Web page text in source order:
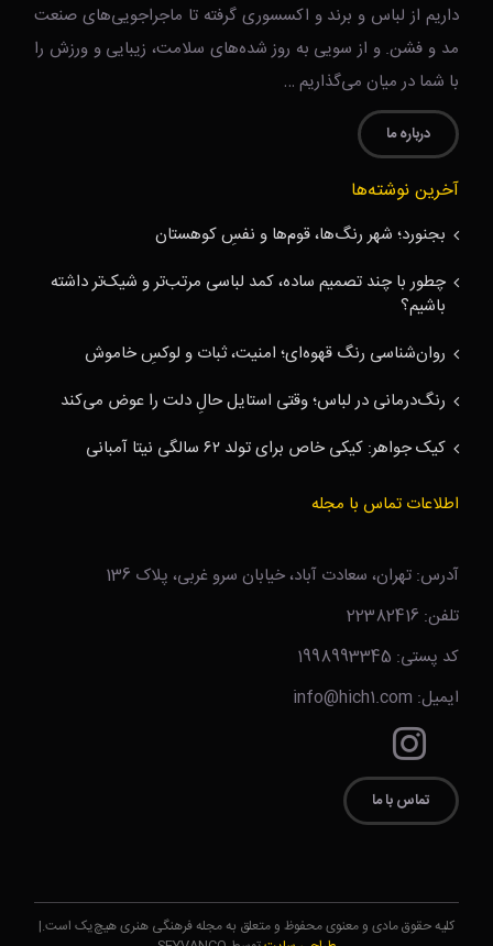
داریم از لباس و برند و اکسسوری گرفته تا ماجراجویی‌های صنعت
مد و فشن. و از سویی به روز شده‌های سلامت، زیبایی و ورزش را
با شما در میان می‌گذاریم …
درباره ما
آخرین نوشته‌ها
بجنورد؛ شهر رنگ‌ها، قوم‌ها و نفسِ کوهستان
چطور با چند تصمیم ساده، کمد لباسی مرتب‌تر و شیک‌تر داشته
باشیم؟
روان‌شناسی رنگ قهوه‌ای؛ امنیت، ثبات و لوکسِ خاموش
رنگ‌درمانی در لباس؛ وقتی استایل حالِ دلت را عوض می‌کند
کیک جواهر: کیکی خاص برای تولد ۶۲ سالگی نیتا آمبانی
اطلاعات تماس با مجله
آدرس: تهران، سعادت آباد، خیابان سرو غربی، پلاک 136
تلفن: 22382416
کد پستی: 1998993345
ایمیل: info@hich1.com
تماس با ما
کلیه حقوق مادی و معنوی محفوظ و متعلق به مجله فرهنگی هنری هیچ‌یک است.|